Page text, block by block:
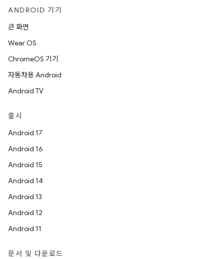
ANDROID 기기
큰 화면
Wear OS
ChromeOS 기기
자동차용 Android
Android TV
출시
Android 17
Android 16
Android 15
Android 14
Android 13
Android 12
Android 11
문서 및 다운로드